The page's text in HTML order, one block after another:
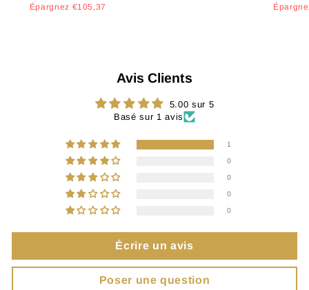
régulier
réduit
Épargnez €105,37
régulier
Avis Clients
5.00 sur 5
Basé sur 1 avis
1
0
0
0
0
Écrire un avis
Poser une question